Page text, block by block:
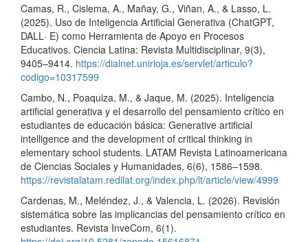
Camas, R., Cislema, A., Mañay, G., Viñan, A., & Lasso, L.
(2025). Uso de Inteligencia Artificial Generativa (ChatGPT,
DALL· E) como Herramienta de Apoyo en Procesos
Educativos. Ciencia Latina: Revista Multidisciplinar, 9(3),
9405–9414. https://dialnet.unirioja.es/servlet/articulo?
codigo=10317599
Cambo, N., Poaquiza, M., & Jaque, M. (2025). Inteligencia
artificial generativa y el desarrollo del pensamiento crítico en
estudiantes de educación básica: Generative artificial
intelligence and the development of critical thinking in
elementary school students. LATAM Revista Latinoamericana
de Ciencias Sociales y Humanidades, 6(6), 1586–1598.
https://revistalatam.redilat.org/index.php/lt/article/view/4999
Cardenas, M., Meléndez, J., & Valencia, L. (2026). Revisión
sistemática sobre las implicancias del pensamiento crítico en
estudiantes. Revista InveCom, 6(1).